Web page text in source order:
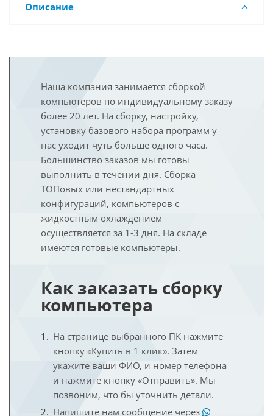
Описание
Наша компания занимается сборкой
компьютеров по индивидуальному заказу
более 20 лет. На сборку, настройку,
установку базового набора программ у
нас уходит чуть больше одного часа.
Большинство заказов мы готовы
выполнить в течении дня. Сборка
ТОПовых или нестандартных
конфигураций, компьютеров с
жидкостным охлаждением
осуществляется за 1-3 дня. На складе
имеются готовые компьютеры.
Как заказать сборку
компьютера
На странице выбранного ПК нажмите
кнопку «Купить в 1 клик». Затем
укажите ваши ФИО, и номер телефона
и нажмите кнопку «Отправить». Мы
позвоним, что бы уточнить детали.
Напишите нам сообщение через